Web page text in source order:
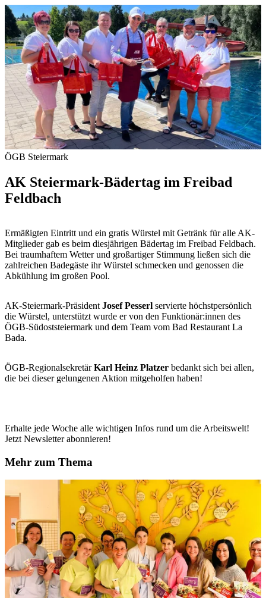
ÖGB Steiermark
AK Steiermark-Bädertag im Freibad
Feldbach
Ermäßigten Eintritt und ein gratis Würstel mit Getränk für alle AK-
Mitglieder gab es beim diesjährigen Bädertag im Freibad Feldbach.
Bei traumhaftem Wetter und großartiger Stimmung ließen sich die
zahlreichen Badegäste ihr Würstel schmecken und genossen die
Abkühlung im großen Pool.
AK-Steiermark-Präsident Josef Pesserl servierte höchstpersönlich
die Würstel, unterstützt wurde er von den Funktionär:innen des
ÖGB-Südoststeiermark und dem Team vom Bad Restaurant La
Bada.
ÖGB-RegionalsekretärKarl Heinz Platzer bedankt sich bei allen,
die bei dieser gelungenen Aktion mitgeholfen haben!
Erhalte jede Woche alle wichtigen Infos rund um die Arbeitswelt!
Jetzt Newsletter abonnieren!
Mehr zum Thema